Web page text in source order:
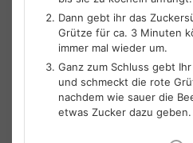
Dann gebt ihr das
Grütze für ca. 3 Minuten
immer mal wieder um.
Ganz zum Schluss gebt
und schmeckt die rote
nachdem wie sauer die
etwas Zucker dazu geben.